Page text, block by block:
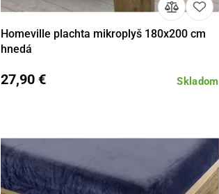
Detail Do košíka
Homeville plachta mikroplyš 180x200 cm
hnedá
Skladom
27,90 €